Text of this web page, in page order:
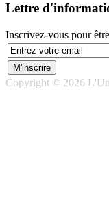
Lettre
Inscrivez-vous pour
Copyright © 2026